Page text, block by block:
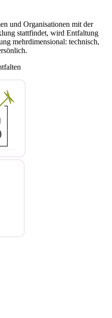
und Organisationen mit der
stattfindet, wird Entfaltung
mehrdimensional: technisch,